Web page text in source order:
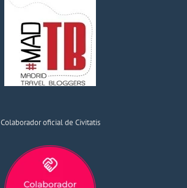
Colaborador oficial de Civitatis